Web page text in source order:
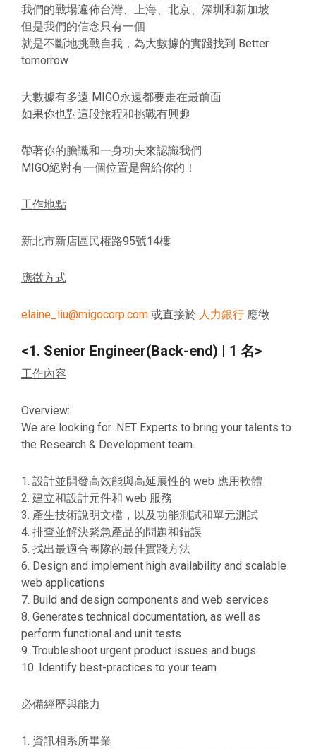
我們的戰場遍佈台灣、上海、北京、深圳和新加坡
但是我們的信念只有一個
就是不斷地挑戰自我，為大數據的實踐找到 Better
tomorrow
大數據有多遠 MIGO永遠都要走在最前面
如果你也對這段旅程和挑戰有興趣
帶著你的膽識和一身功夫來認識我們
MIGO絕對有一個位置是留給你的！
工作地點
新北市新店區民權路95號14樓
應徵方式
elaine_liu@migocorp.com 或直接於 人力銀行 應徵
<1. Senior Engineer(Back-end) | 1 名>
工作內容
Overview:
We are looking for .NET Experts to bring your talents to
the Research & Development team.
1. 設計並開發高效能與高延展性的 web 應用軟體
2. 建立和設計元件和 web 服務
3. 產生技術說明文檔，以及功能測試和單元測試
4. 排查並解決緊急產品的問題和錯誤
5. 找出最適合團隊的最佳實踐方法
6. Design and implement high availability and scalable
web applications
7. Build and design components and web services
8. Generates technical documentation, as well as
perform functional and unit tests
9. Troubleshoot urgent product issues and bugs
10. Identify best-practices to your team
必備經歷與能力
1. 資訊相系所畢業